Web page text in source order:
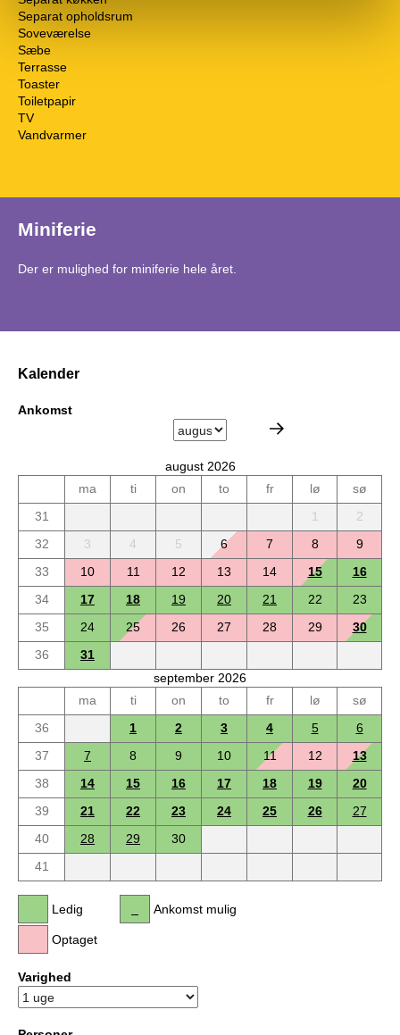
Separat opholdsrum
Soveværelse
Sæbe
Terrasse
Toaster
Toiletpapir
TV
Vandvarmer
Miniferie
Der er mulighed for miniferie hele året.
Kalender
Ankomst
august 2026
ma
ti on to fr lø
sø
31
1
2
32
3 4 5 6 7 8
9
33
10 11 12 13 14 15
16
34
17 18 19 20 21 22
23
35
24 25 26 27 28 29
30
36
31
september 2026
ma
ti on to fr lø
sø
36
1 2 3 4 5
6
37
7 8 9 10 11 12
13
38
14 15 16 17 18 19
20
39
21 22 23 24 25 26
27
40
28 29
30
41
Ledig
Optaget
Ankomst mulig
Varighed